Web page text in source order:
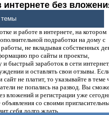
без
и работе в интернете, на котором
подработки на дому с
не вкладывая собственных
про сайты и проекты,
быстрый заработок в сети
и оставлять свои отзывы.
не платит, то указывайте в теме
не попались на развод. Вы
вложений и регистрации уже
со своими
себя долго ждать.
темы